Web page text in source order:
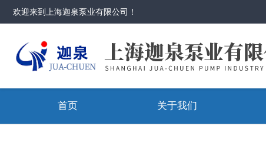
欢迎来到 上海迦泉泵业有限公司 ！
首页 关于我们